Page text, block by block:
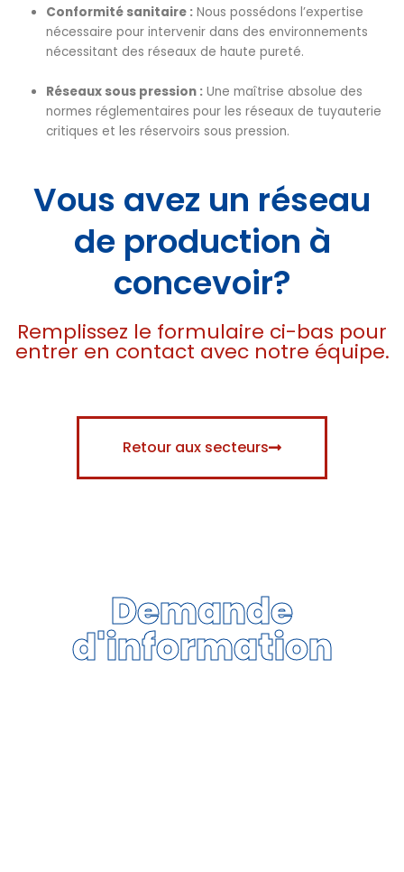
Conformité sanitaire : Nous possédons l’expertise
nécessaire pour intervenir dans des environnements
nécessitant des réseaux de haute pureté.
Réseaux sous pression : Une maîtrise absolue des
normes réglementaires pour les réseaux de tuyauterie
critiques et les réservoirs sous pression.
Vous avez un réseau
de production à
concevoir?
Remplissez le formulaire ci-bas pour
entrer en contact avec notre équipe.
Retour aux secteurs
Demande
d'information